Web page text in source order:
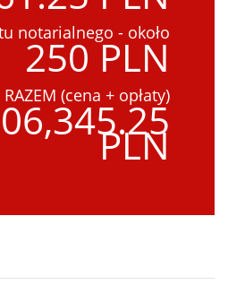
notarialnego - około
250 PLN
RAZEM (cena + opłaty)
PLN